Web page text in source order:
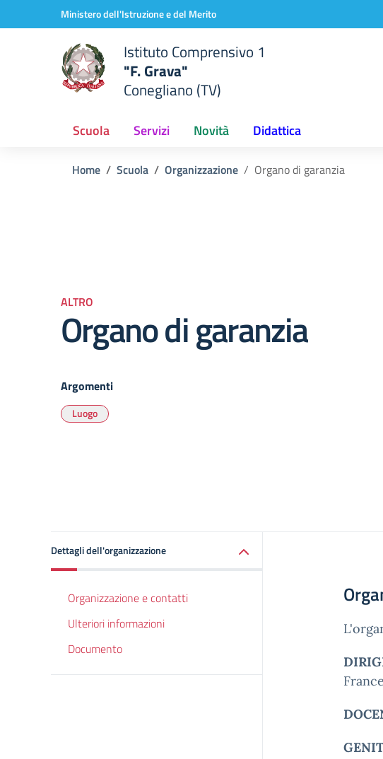
Vai ai contenuti
Vai al menu di navigazioneMinistero dell'Istruzione e del Merito
Istituto Comprensivo 1
"F. Grava"
Conegliano (TV)
Scuola Servizi Novità Didattica
Home Scuola Organizzazione Organo di garanzia
ALTRO
Organo di garanzia
Argomenti
Luogo
Dettagli dell'organizzazione
Organizzazione e contatti
Ulteriori informazioni
Documento